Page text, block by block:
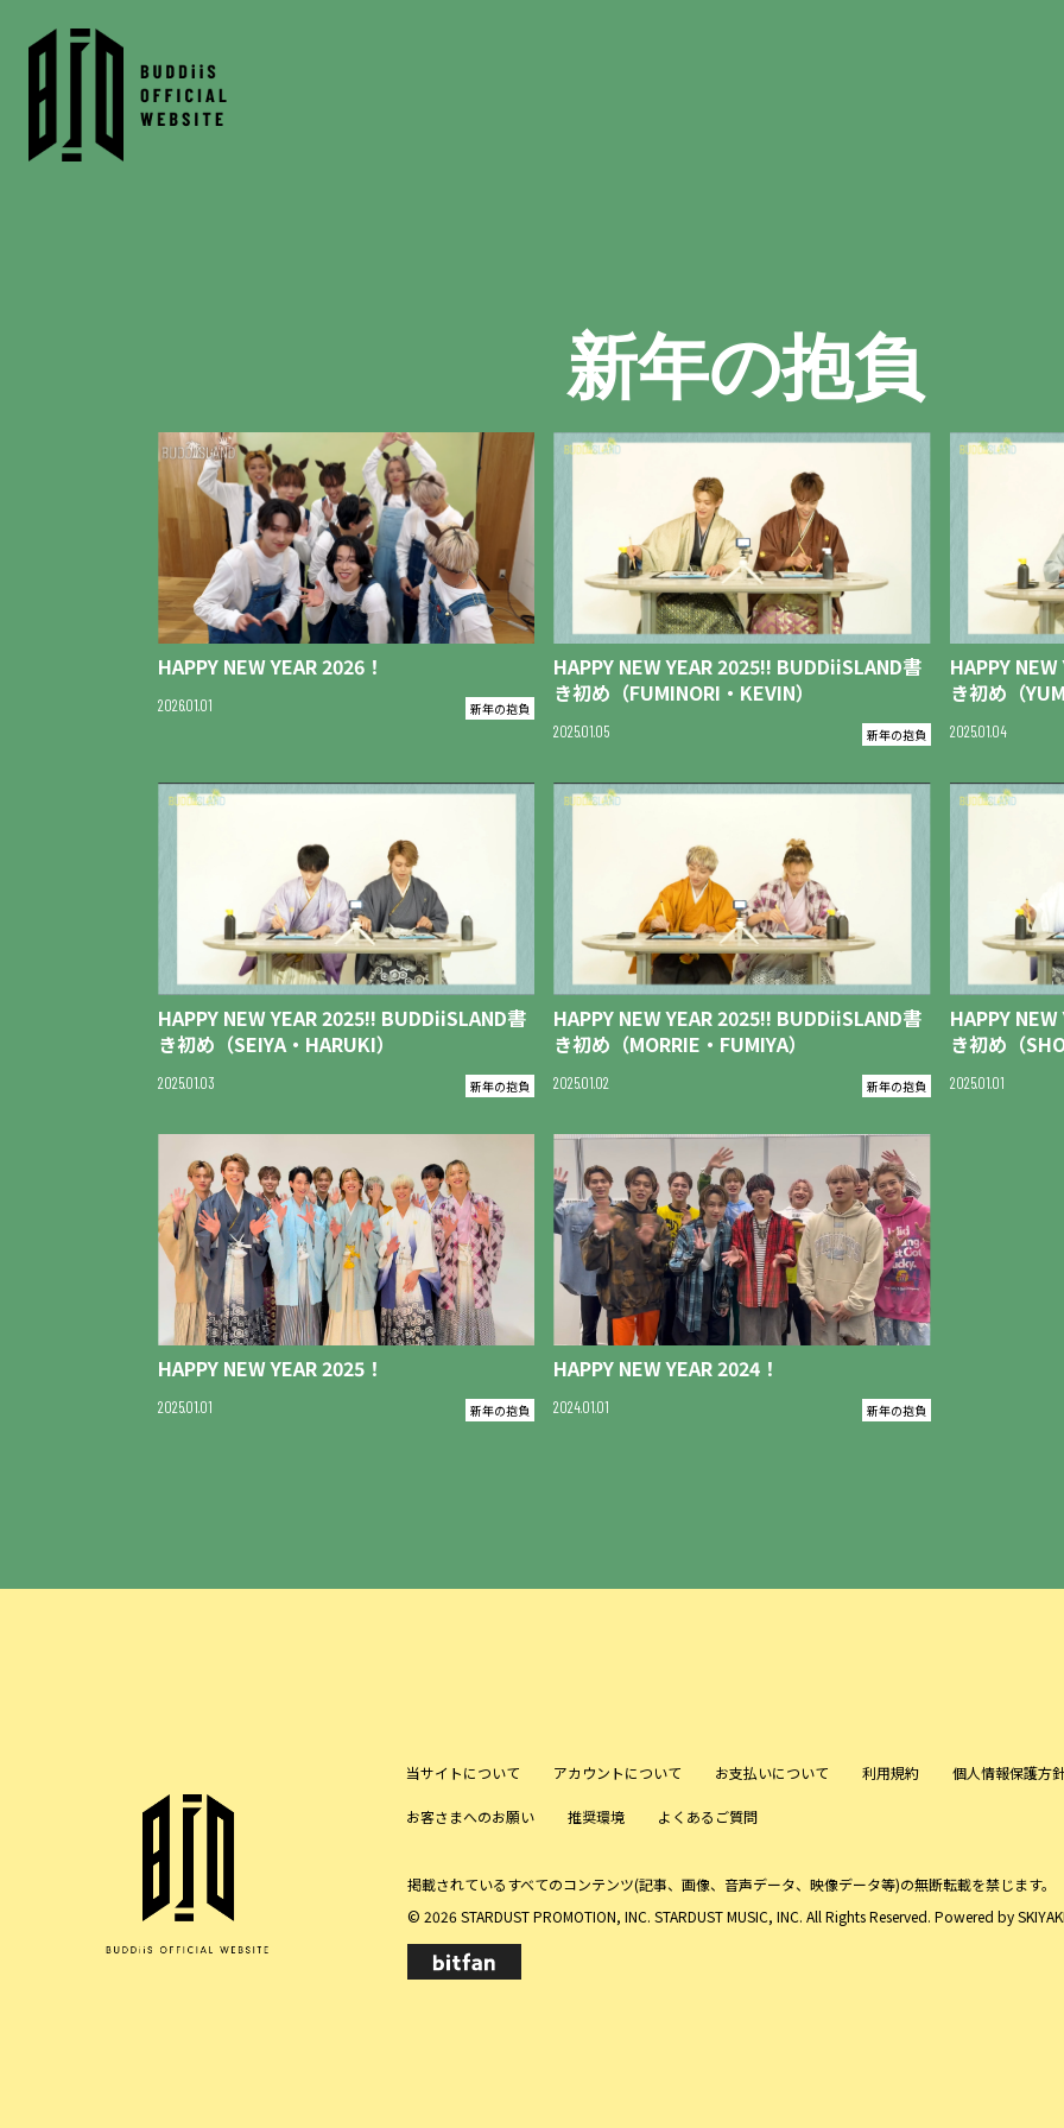
新年の抱負
HAPPY NEW YEAR 2026！
20260101 新年の抱負
HAPPY NEW YEAR 2025!! BUDDiiSLAND書
き初め（FUMINORI・KEVIN）
20250105 新年の抱負
HAPPY
き初め（
20250104
HAPPY NEW YEAR 2025!! BUDDiiSLAND書
き初め（SEIYA・HARUKI）
20250103 新年の抱負
HAPPY NEW YEAR 2025!! BUDDiiSLAND書
き初め（MORRIE・FUMIYA）
20250102 新年の抱負
HAPPY
き初め（
20250101
HAPPY NEW YEAR 2025！
20250101 新年の抱負
HAPPY NEW YEAR 2024！
20240101 新年の抱負
当サイトについて アカウントについて お支払いについて 利用規約 個人情報保護方
お客さまへのお願い 推奨環境 よくあるご質問
掲載されているすべてのコンテンツ(記事、画像、音声データ、映像データ等)の無断転載を禁じます。
© 2026 STARDUST PROMOTION, INC. STARDUST MUSIC, INC. All Rights Reserved. Powered by